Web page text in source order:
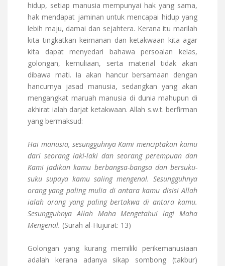
hidup, setiap manusia mempunyai hak yang sama,
hak mendapat jaminan untuk mencapai hidup yang
lebih maju, damai dan sejahtera. Kerana itu marilah
kita tingkatkan keimanan dan ketakwaan kita agar
kita dapat menyedari bahawa persoalan kelas,
golongan, kemuliaan, serta material tidak akan
dibawa mati. Ia akan hancur bersamaan dengan
hancurnya jasad manusia, sedangkan yang akan
mengangkat maruah manusia di dunia mahupun di
akhirat ialah darjat ketakwaan. Allah s.w.t. berfirman
yang bermaksud:
Hai manusia, sesungguhnya Kami menciptakan kamu
dari seorang laki-laki dan seorang perempuan dan
Kami jadikan kamu berbangsa-bangsa dan bersuku-
suku supaya kamu saling mengenal. Sesungguhnya
orang yang paling mulia di antara kamu disisi Allah
ialah orang yang paling bertakwa di antara kamu.
Sesungguhnya Allah Maha Mengetahui lagi Maha
Mengenal. (Surah al-Hujurat: 13)
Golongan yang kurang memiliki perikemanusiaan
adalah kerana adanya sikap sombong (takbur)